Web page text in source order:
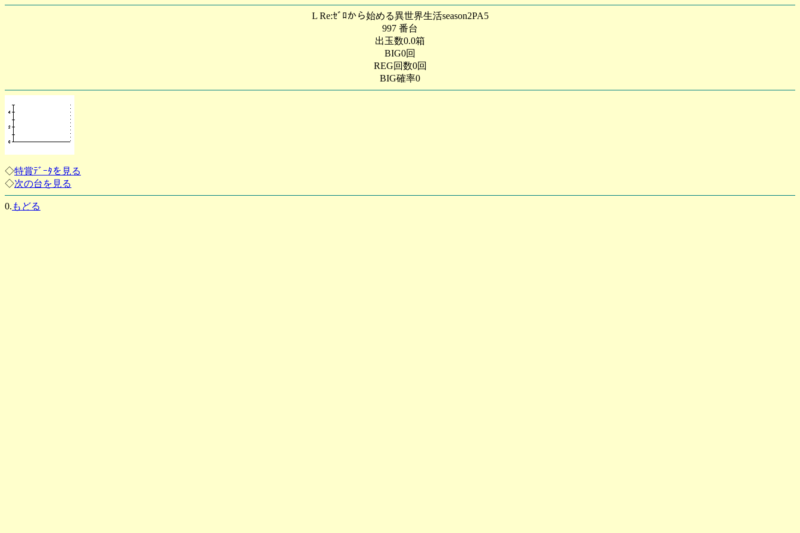
L Re:ｾﾞﾛから始める異世界生活season2PA5
997 番台
出玉数0.0箱
BIG0回
REG回数0回
BIG確率0
◇特賞ﾃﾞｰﾀを見る
◇次の台を見る
0. もどる